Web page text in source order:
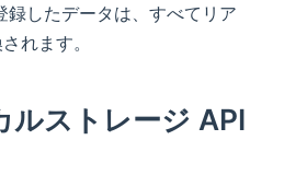
録したデータは、すべてリア
れます。
ルストレージ API